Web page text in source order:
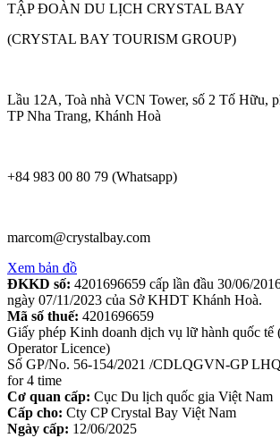
TẬP ĐOÀN DU LỊCH CRYSTAL BAY
(CRYSTAL BAY TOURISM GROUP)
Lầu 12A, Toà nhà VCN Tower, số 2 Tố Hữu,
TP Nha Trang, Khánh Hoà
+84 983 00 80 79 (Whatsapp)
marcom@crystalbay.com
Xem bản đồ
ĐKKD số: 4201696659 cấp lần đầu 30/06/
ngày 07/11/2023 của Sở KHDT Khánh Hoà.
Mã số thuế: 4201696659
Giấy phép Kinh doanh dịch vụ lữ hành quốc tế
Operator Licence)
Số GP/No. 56-154/2021 /CDLQGVN-GP
for 4 time
Cơ quan cấp: Cục Du lịch quốc gia Việt Nam
Cấp cho: Cty CP Crystal Bay Việt Nam
Ngày cấp: 12/06/2025